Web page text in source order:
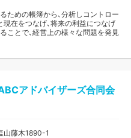
ための帳簿から､分析しコントロー
現在をつなげ､将来の利益につなげ
ことで､経営上の様々な問題を発見
アドバイザーズ合同会
山藤木1890-1